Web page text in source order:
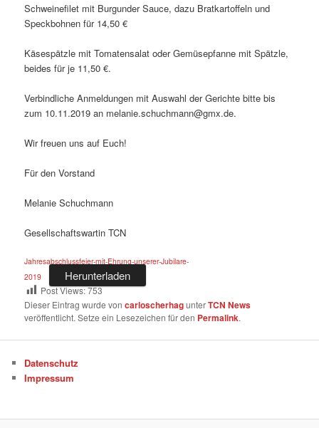
Schweinefilet mit Burgunder Sauce, dazu Bratkartoffeln und
Speckbohnen für 14,50 €
Käsespätzle mit Tomatensalat oder Gemüsepfanne mit Spätzle,
beides für je 11,50 €.
Verbindliche Anmeldungen mit Auswahl der Gerichte bitte bis
zum 10.11.2019 an melanie.schuchmann@gmx.de.
Wir freuen uns auf Euch!
Für den Vorstand
Melanie Schuchmann
Gesellschaftswartin TCN
Jahresabschlussfeier-mit-Ehrung-unserer-Jubilare-
2019
Herunterladen
Post Views:753
Dieser Eintrag wurde voncarloscherhagunterTCN News
veröffentlicht. Setze ein Lesezeichen für den Permalink.
Datenschutz
Impressum